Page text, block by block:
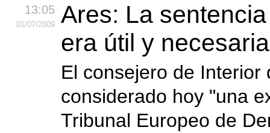
13:05
01/07/2009
Ares: La
era útil y necesaria
El consejero de Interior
considerado hoy "una
Tribunal Europeo de